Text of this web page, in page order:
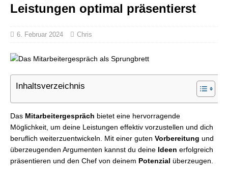
Leistungen optimal präsentierst
6. Februar 2024 Chris
Inhaltsverzeichnis
Das Mitarbeitergespräch bietet eine hervorragende
Möglichkeit, um deine Leistungen effektiv vorzustellen und dich
beruflich weiterzuentwickeln. Mit einer guten Vorbereitung und
überzeugenden Argumenten kannst du deine Ideen erfolgreich
präsentieren und den Chef von deinem Potenzial überzeugen.